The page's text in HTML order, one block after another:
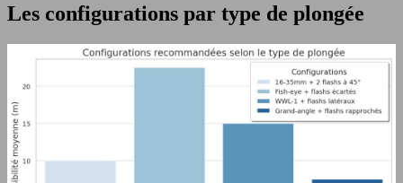
Les configurations par type de plongée